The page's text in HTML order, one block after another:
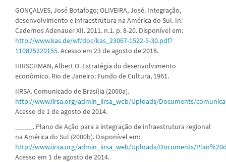
GONÇALVES, José Botafogo; OLIVEIRA, José. Integração,
desenvolvimento e infraestrutura na América do Sul. In:
Cadernos Adenauer XII. 2011. n.1. p. 8-20. Disponível em:
http://www.kas.de/wf/doc/kas_23067-1522-5-30.pdf?
110825220155. Acesso em 23 de agosto de 2018.
HIRSCHMAN, Albert O. Estratégia do desenvolvimento
econômico. Rio de Janeiro: Fundo de Cultura, 1961.
IIRSA. Comunicado de Brasília (2000a).
http://www.iirsa.org/admin_iirsa_web/Uploads/Documents/
Acesso de 1 de agosto de 2014.
_____. Plano de Ação para a integração de infraestrutura regional
na América do Sul (2000b). Disponível em:
http://www.iirsa.org/admin_iirsa_web/Uploads/Documents/
Acesso em 1 de agosto de 2014.